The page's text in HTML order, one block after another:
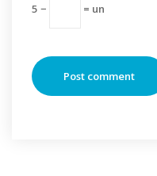
5 − = un